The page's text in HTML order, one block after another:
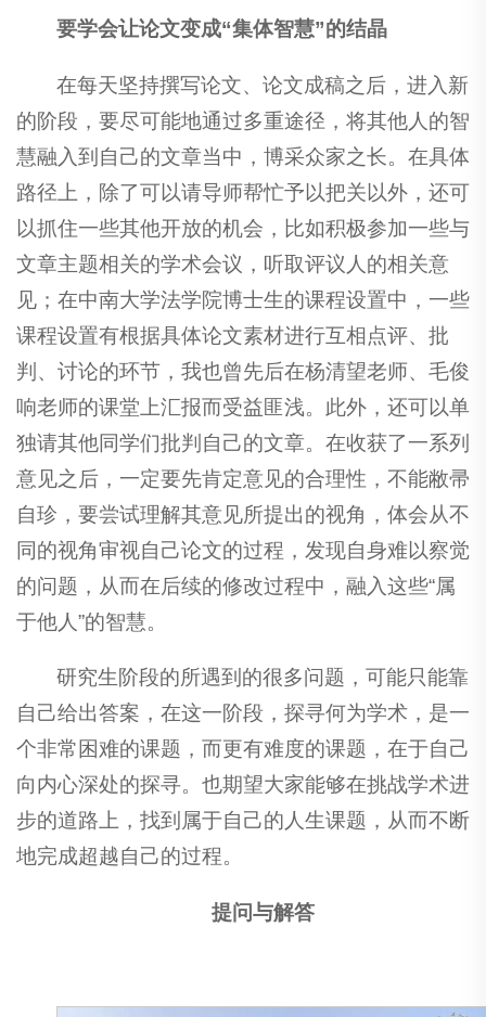
要学会让论文变成“集体智慧”的结晶
在每天坚持撰写论文、论文成稿之后，进入新
的阶段，要尽可能地通过多重途径，将其他人的智
慧融入到自己的文章当中，博采众家之长。在具体
路径上，除了可以请导师帮忙予以把关以外，还可
以抓住一些其他开放的机会，比如积极参加一些与
文章主题相关的学术会议，听取评议人的相关意
见；在中南大学法学院博士生的课程设置中，一些
课程设置有根据具体论文素材进行互相点评、批
判、讨论的环节，我也曾先后在杨清望老师、毛俊
响老师的课堂上汇报而受益匪浅。此外，还可以单
独请其他同学们批判自己的文章。在收获了一系列
意见之后，一定要先肯定意见的合理性，不能敝帚
自珍，要尝试理解其意见所提出的视角，体会从不
同的视角审视自己论文的过程，发现自身难以察觉
的问题，从而在后续的修改过程中，融入这些“属
于他人”的智慧。
研究生阶段的所遇到的很多问题，可能只能靠
自己给出答案，在这一阶段，探寻何为学术，是一
个非常困难的课题，而更有难度的课题，在于自己
向内心深处的探寻。也期望大家能够在挑战学术进
步的道路上，找到属于自己的人生课题，从而不断
地完成超越自己的过程。
提问与解答